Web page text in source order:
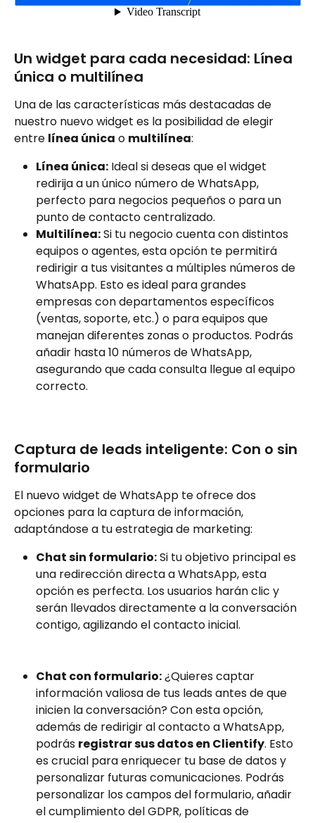
Un widget para cada necesidad: Línea
única o multilínea
Una de las características más destacadas de
nuestro nuevo widget es la posibilidad de elegir
entre línea única o multilínea:
Línea única: Ideal si deseas que el widget
redirija a un único número de WhatsApp,
perfecto para negocios pequeños o para un
punto de contacto centralizado.
Multilínea: Si tu negocio cuenta con distintos
equipos o agentes, esta opción te permitirá
redirigir a tus visitantes a múltiples números de
WhatsApp. Esto es ideal para grandes
empresas con departamentos específicos
(ventas, soporte, etc.) o para equipos que
manejan diferentes zonas o productos. Podrás
añadir hasta 10 números de WhatsApp,
asegurando que cada consulta llegue al equipo
correcto.
Captura de leads inteligente: Con o sin
formulario
El nuevo widget de WhatsApp te ofrece dos
opciones para la captura de información,
adaptándose a tu estrategia de marketing:
Chat sin formulario: Si tu objetivo principal es
una redirección directa a WhatsApp, esta
opción es perfecta. Los usuarios harán clic y
serán llevados directamente a la conversación
contigo, agilizando el contacto inicial.
Chat con formulario: ¿Quieres captar
información valiosa de tus leads antes de que
inicien la conversación? Con esta opción,
además de redirigir al contacto a WhatsApp,
podrás registrar sus datos en Clientify. Esto
es crucial para enriquecer tu base de datos y
personalizar futuras comunicaciones. Podrás
personalizar los campos del formulario, añadir
el cumplimiento del GDPR, políticas de